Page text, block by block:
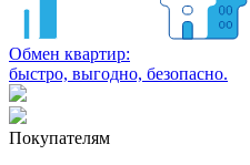
Обмен квартир:
быстро, выгодно, безопасно.
Покупателям